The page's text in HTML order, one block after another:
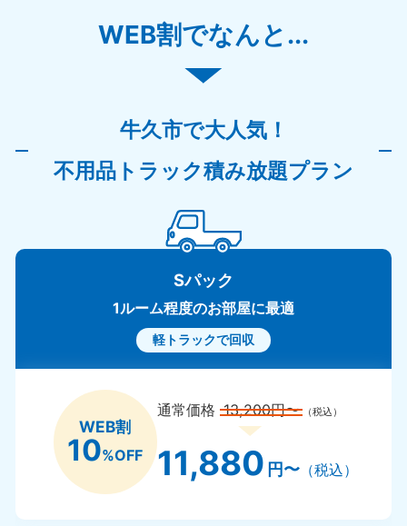
WEB割でなんと...
牛久市で大人気！
不用品トラック積み放題プラン
Sパック
1ルーム程度のお部屋に最適
軽トラックで回収
WEB割
10%OFF
通常価格13,200円〜 （税込）
11,880 円〜（税込）